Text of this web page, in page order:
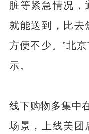
脏等紧急情况
就能送到，比
方便不少。”北
示。
线下购物多集中
场景，上线美团